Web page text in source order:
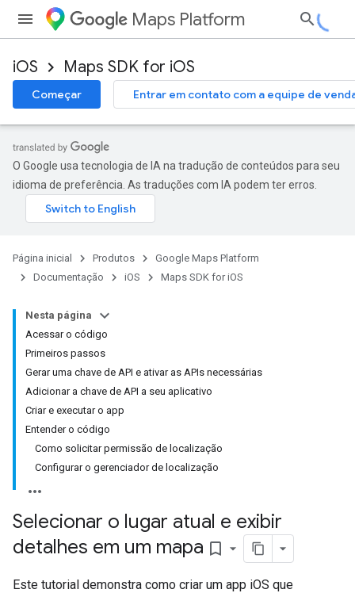
Maps Platform
iOS Maps SDK for iOS
Começar Entrar em contato com a equipe de
O Google usa tecnologia de IA na tradução de conteúdos para seu
idioma de preferência. As traduções com IA podem ter erros.
Página inicial Produtos
Google Maps Platform
Documentação
iOS Maps SDK for iOS
Nesta página
Acessar o código
Primeiros passos
Gerar uma chave de API e ativar as APIs necessárias
Adicionar a chave de API a seu aplicativo
Criar e executar o app
Entender o código
Como solicitar permissão de localização
Configurar o gerenciador de localização
Selecionar o lugar atual e exibir
detalhes em um mapa bookmark_border
Este tutorial demonstra como criar um app iOS que